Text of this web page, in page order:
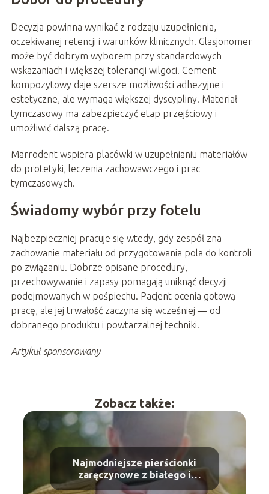
Decyzja powinna wynikać z rodzaju uzupełnienia,
oczekiwanej retencji i warunków klinicznych. Glasjonomer
może być dobrym wyborem przy standardowych
wskazaniach i większej tolerancji wilgoci. Cement
kompozytowy daje szersze możliwości adhezyjne i
estetyczne, ale wymaga większej dyscypliny. Materiał
tymczasowy ma zabezpieczyć etap przejściowy i
umożliwić dalszą pracę.
Marrodent wspiera placówki w uzupełnianiu materiałów
do protetyki, leczenia zachowawczego i prac
tymczasowych.
Świadomy wybór przy fotelu
Najbezpieczniej pracuje się wtedy, gdy zespół zna
zachowanie materiału od przygotowania pola do kontroli
po związaniu. Dobrze opisane procedury,
przechowywanie i zapasy pomagają uniknąć decyzji
podejmowanych w pośpiechu. Pacjent ocenia gotową
pracę, ale jej trwałość zaczyna się wcześniej — od
dobranego produktu i powtarzalnej techniki.
Artykuł sponsorowany
Zobacz także:
Najmodniejsze pierścionki
zaręczynowe z białego i
żółtego złota